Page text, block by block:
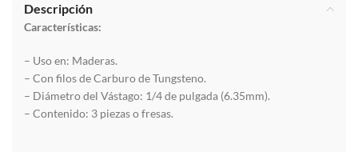
Descripción
Características:
– Uso en: Maderas.
– Con filos de Carburo de Tungsteno.
– Diámetro del Vástago: 1/4 de pulgada (6.35mm).
– Contenido: 3 piezas o fresas.